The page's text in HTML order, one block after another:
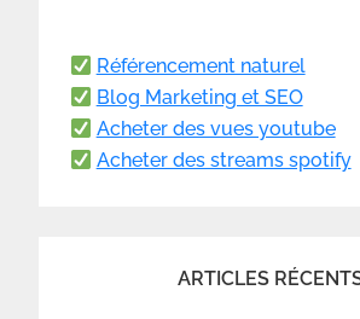
Référencement naturel
Blog Marketing et SEO
Acheter des vues youtube
Acheter des streams spotify
ARTICLES